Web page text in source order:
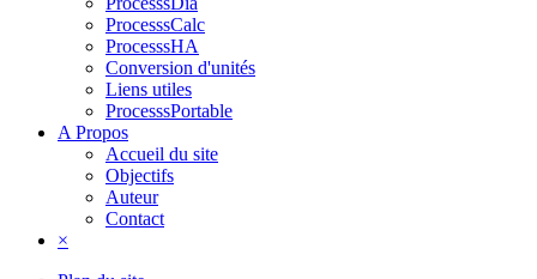
ProcesssCalc
ProcesssHA
Conversion d'unités
Liens utiles
ProcesssPortable
A Propos
Accueil du site
Objectifs
Auteur
Contact
×